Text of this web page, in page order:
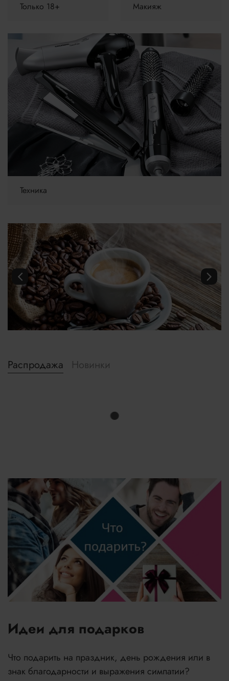
Только 18+ Макияж
Техника
Распродажа Новинки
Идеи для подарков
Что подарить на праздник, день рождения или в
знак благодарности и выражения симпатии?